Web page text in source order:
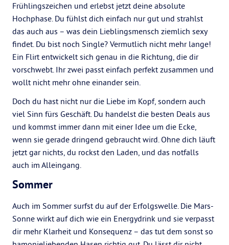
Frühlingszeichen und erlebst jetzt deine absolute
Hochphase. Du fühlst dich einfach nur gut und strahlst
das auch aus – was dein Lieblingsmensch ziemlich sexy
findet. Du bist noch Single? Vermutlich nicht mehr lange!
Ein Flirt entwickelt sich genau in die Richtung, die dir
vorschwebt. Ihr zwei passt einfach perfekt zusammen und
wollt nicht mehr ohne einander sein.
Doch du hast nicht nur die Liebe im Kopf, sondern auch
viel Sinn fürs Geschäft. Du handelst die besten Deals aus
und kommst immer dann mit einer Idee um die Ecke,
wenn sie gerade dringend gebraucht wird. Ohne dich läuft
jetzt gar nichts, du rockst den Laden, und das notfalls
auch im Alleingang.
Sommer
Auch im Sommer surfst du auf der Erfolgswelle. Die Mars-
Sonne wirkt auf dich wie ein Energydrink und sie verpasst
dir mehr Klarheit und Konsequenz – das tut dem sonst so